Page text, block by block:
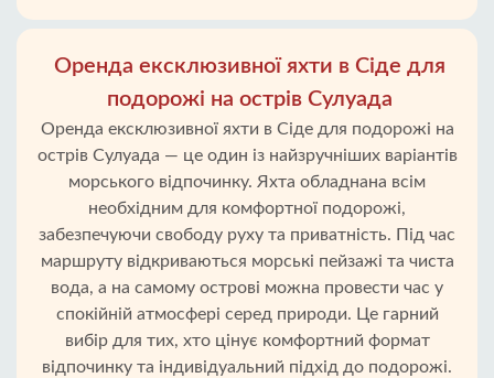
Оренда ексклюзивної яхти в Сіде для
подорожі на острів Сулуада
Оренда ексклюзивної яхти в Сіде для подорожі на
острів Сулуада — це один із найзручніших варіантів
морського відпочинку. Яхта обладнана всім
необхідним для комфортної подорожі,
забезпечуючи свободу руху та приватність. Під час
маршруту відкриваються морські пейзажі та чиста
вода, а на самому острові можна провести час у
спокійній атмосфері серед природи. Це гарний
вибір для тих, хто цінує комфортний формат
відпочинку та індивідуальний підхід до подорожі.